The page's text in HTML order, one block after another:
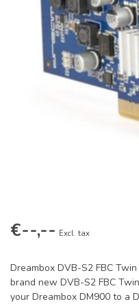
€--,-- Excl. tax
Dreambox DVB-S2 FBC
brand new DVB-S2 FBC
your Dreambox DM900 to a